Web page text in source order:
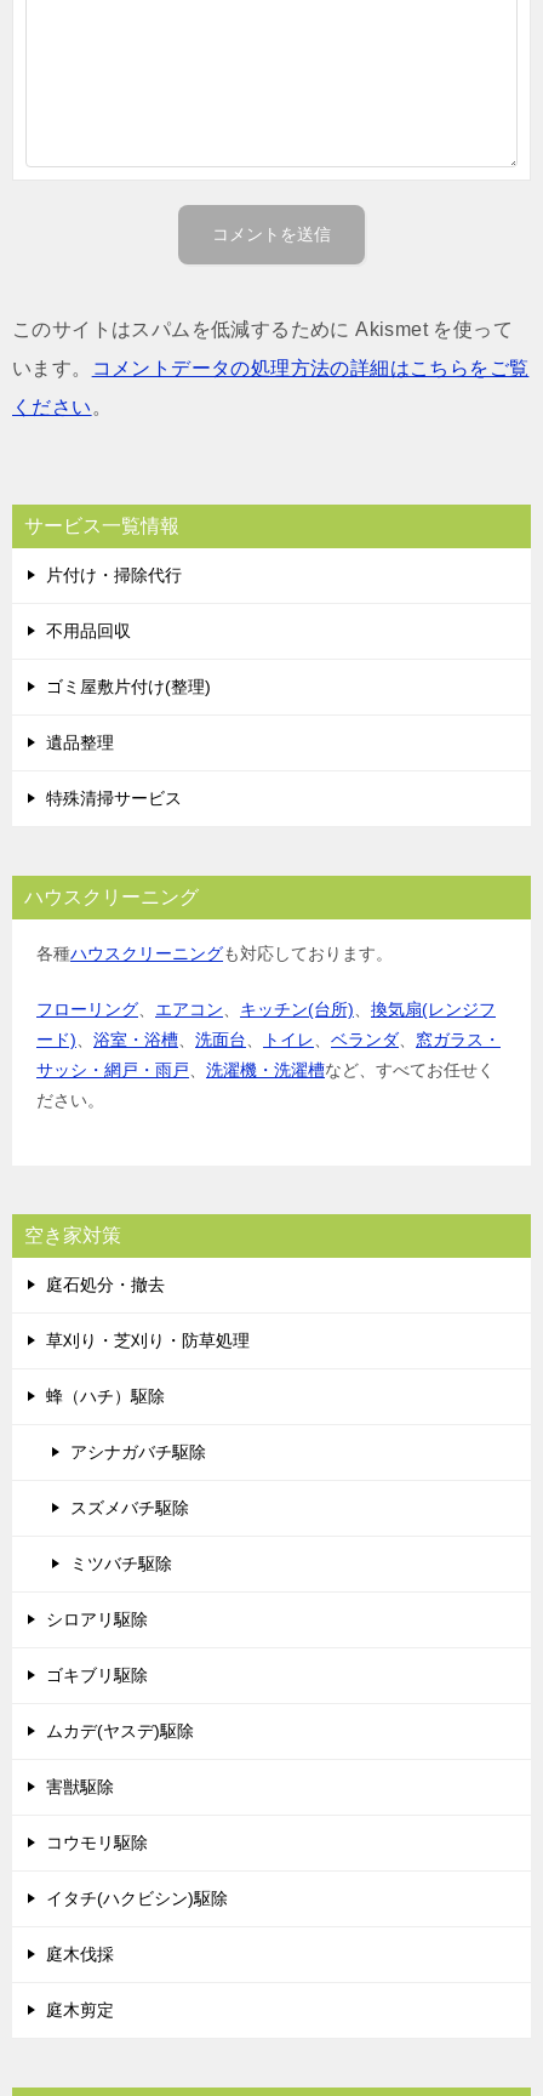
このサイトはスパムを低減するために Akismet を使って
います。
コメントデータの処理方法の詳細はこちらをご覧
ください 。
サービス一覧情報
片付け・掃除代行
不用品回収
ゴミ屋敷片付け(整理)
遺品整理
特殊清掃サービス
ハウスクリーニング
各種ハウスクリーニングも対応しております。
フローリング エアコン キッチン(台所)
換気扇(レンジフ
ード)
浴室・浴槽 洗面台 トイレ ベランダ
窓ガラス・
サッシ・網戸・雨戸
洗濯機・洗濯槽など、すべてお任せく
ださい。
空き家対策
庭石処分・撤去
草刈り・芝刈り・防草処理
蜂（ハチ）駆除
アシナガバチ駆除
スズメバチ駆除
ミツバチ駆除
シロアリ駆除
ゴキブリ駆除
ムカデ(ヤスデ)駆除
害獣駆除
コウモリ駆除
イタチ(ハクビシン)駆除
庭木伐採
庭木剪定